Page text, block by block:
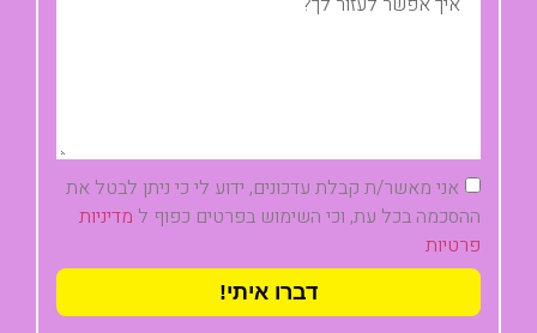
אני מאשר/ת קבלת עדכונים, ידוע לי כי ניתן לבטל את
ההסכמה בכל עת, וכי השימוש בפרטים כפוף ל מדיניות
פרטיות
דברו איתי!